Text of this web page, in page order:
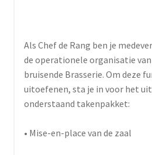
Als Chef de Rang ben je
de operationele organisatie
bruisende Brasserie. Om deze
uitoefenen, sta je in voor het
onderstaand takenpakket:
• Mise-en-place van de zaal